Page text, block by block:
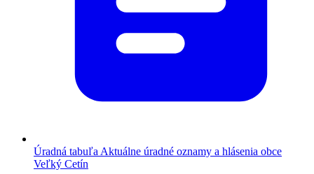
Úradná tabuľa Aktuálne úradné oznamy a hlásenia obce
Veľký Cetín